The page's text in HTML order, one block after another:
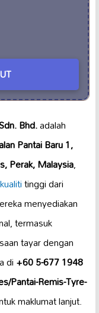
Bhd.adalah
Pantai Baru 1,
Perak, Malaysia,
tinggi dari
menyediakan
termasuk
tayar dengan
di+60 5-677 1948
Pantai-Remis-Tyre-
maklumat lanjut.